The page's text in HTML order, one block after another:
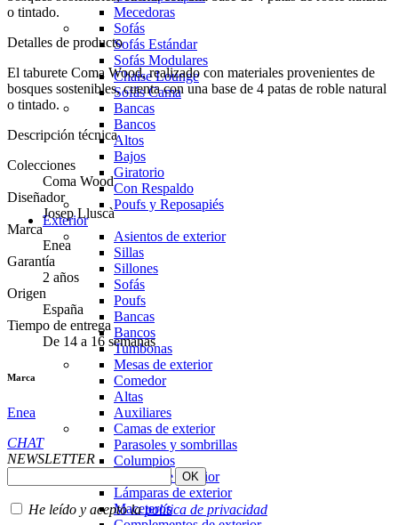
Mecedoras
Sofás
Sofás Estándar
Sofás Modulares
Chaise Lounge
Sofás Cama
Bancas
Bancos
Altos
Bajos
Giratorio
Con Respaldo
Poufs y Reposapiés
Exterior
Asientos de exterior
Sillas
Sillones
Sofás
Poufs
Bancas
Bancos
Tumbonas
Mesas de exterior
Comedor
Altas
Auxiliares
Camas de exterior
Parasoles y sombrillas
Columpios
Tapetes de exterior
Lámparas de exterior
Maceteros
o tintado.
Detalles de producto
El taburete Coma Wood, realizado con materiales provenientes de
bosques sostenibles, cuenta con una base de 4 patas de roble natural
o tintado.
Descripción técnica
Colecciones
Coma Wood
Diseñador
Josep Lluscà
Marca
Enea
Garantía
2 años
Origen
España
Tiempo de entrega
De 14 a 16 semanas
Marca
Enea
CHAT
NEWSLETTER
He leído y acepto lapolítica de privacidad